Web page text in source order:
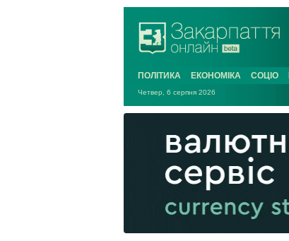
ПОЛІТИКА ЕКОНОМІКА СОЦІО
Четвер, 6 серпня 2026